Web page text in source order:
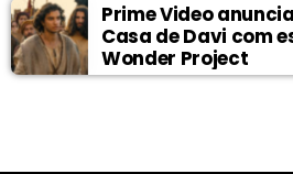
Prime Video
Casa de Davi com
Wonder Project